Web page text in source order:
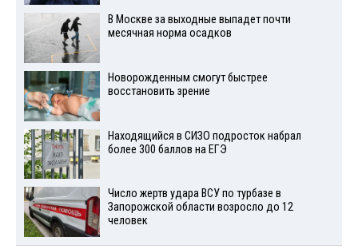
В Москве за выходные выпадет почти
месячная норма осадков
Новорожденным смогут быстрее
восстановить зрение
Находящийся в СИЗО подросток набрал
более 300 баллов на ЕГЭ
Число жертв удара ВСУ по турбазе в
Запорожской области возросло до 12
человек